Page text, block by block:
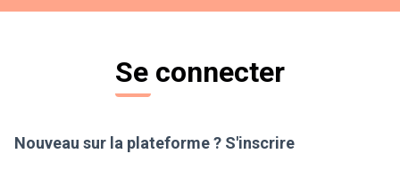
Se connecter
Nouveau sur la plateforme ? S'inscrire